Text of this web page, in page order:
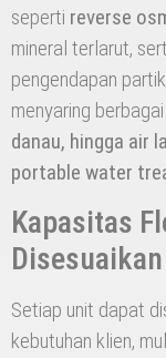
seperti reverse
mineral terlarut,
pengendapan
menyaring
danau, hingga air
portable water
Kapasitas
Setiap unit dapat
kebutuhan klien,